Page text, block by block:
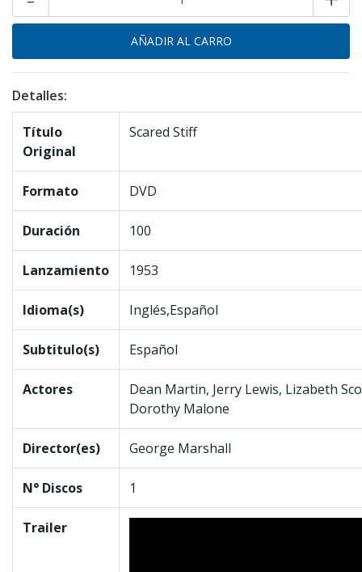
Detalles:
Título
Original
Scared Stiff
Formato DVD
Duración 100
Lanzamiento 1953
Idioma(s) Inglés,Español
Subtitulo(s) Español
Actores
Dean Martin, Jerry Lewis, Lizabeth
Dorothy Malone
Director(es) George Marshall
N° Discos 1
Trailer